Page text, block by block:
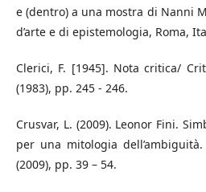
e (dentro) a una mostra di Nanni
d’arte e di epistemologia, Roma,
Clerici, F. [1945]. Nota critica/
(1983), pp. 245 - 246.
Crusvar, L. (2009). Leonor Fini.
per una mitologia
(2009), pp. 39 – 54.